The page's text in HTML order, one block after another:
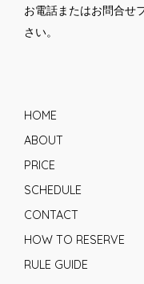
お電話またはお問合せ
さい。
HOME
ABOUT
PRICE
SCHEDULE
CONTACT
HOW TO RESERVE
RULE GUIDE